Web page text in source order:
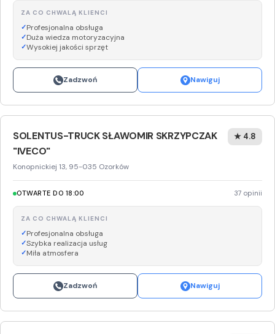
ZA CO CHWALĄ KLIENCI
Profesjonalna obsługa
Duża wiedza motoryzacyjna
Wysokiej jakości sprzęt
Zadzwoń Nawiguj
SOLENTUS-TRUCK SŁAWOMIR SKRZYPCZAK
"IVECO"
Konopnickiej 13, 95-035 Ozorków
★ 4.8
OTWARTE DO 18:00 37 opinii
ZA CO CHWALĄ KLIENCI
Profesjonalna obsługa
Szybka realizacja usług
Miła atmosfera
Zadzwoń Nawiguj